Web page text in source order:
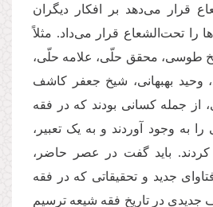
قرار می‌دهد بر افکار دیگران
را تحت‌الشعاع قرار می‌داد. مثلاً
طوسی، محقق حلّی، علامه حلّی،
وحید بهبهانی، شیخ جعفر کاشف
از جمله کسانی بودند که در فقه
به وجود آوردند و به یک تعبیر،
باید گفت در عصر حاضر،
جدید و تحقیقاتی که در فقه
جدیدی در تاریخ فقه شیعه ترسیم